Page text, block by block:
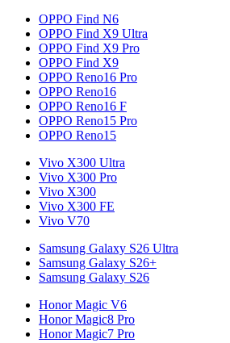
OPPO Find N6
OPPO Find X9 Ultra
OPPO Find X9 Pro
OPPO Find X9
OPPO Reno16 Pro
OPPO Reno16
OPPO Reno16 F
OPPO Reno15 Pro
OPPO Reno15
Vivo X300 Ultra
Vivo X300 Pro
Vivo X300
Vivo X300 FE
Vivo V70
Samsung Galaxy S26 Ultra
Samsung Galaxy S26+
Samsung Galaxy S26
Honor Magic V6
Honor Magic8 Pro
Honor Magic7 Pro